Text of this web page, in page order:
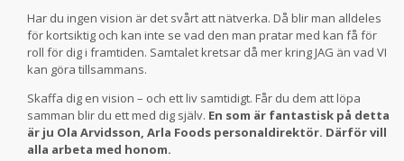
Har du ingen vision är det svårt att nätverka. Då blir man alldeles
för kortsiktig och kan inte se vad den man pratar med kan få för
roll för dig i framtiden. Samtalet kretsar då mer kring JAG än vad VI
kan göra tillsammans.
Skaffa dig en vision – och ett liv samtidigt. Får du dem att löpa
samman blir du ett med dig själv. En som är fantastisk på detta
är ju Ola Arvidsson, Arla Foods personaldirektör. Därför vill
alla arbeta med honom.